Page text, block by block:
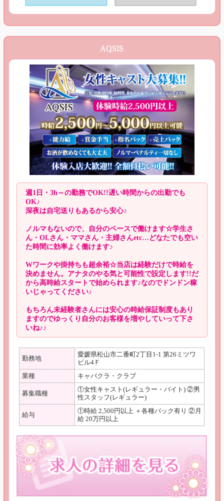
AQSIS
週1日・3h～の勤務でOK!!遅い時間からの出勤でも
OK♪
深夜は自宅送りもあるから安心♪
ノルマもないので、自分のペースで働けます☆学生さ
ん・OLさん・ママさん・主婦さんetc…どなたでも空い
た時間に効率よく働けます♪
Wワークや掛持ちも超余裕☆当店は経験だけで時給を
決めません。アナタのやる気と可能性で設定します!!だ
から高時給スタートで始められます♪なのでドンドン稼
いじゃってください♪
もちろん未経験者さんには安心の時給保証制度もあり
ますのでゆっくり自分のお客様を増やしていって下さ
いね♪♪
勤務地
愛媛県松山市二番町2丁目1-1 第26ミツワ
ビル4Ｆ
業種
キャバクラ・クラブ
募集職種
①女性キャスト(レギュラー・バイト) ②男
性スタッフ(レギュラー)
給与
①時給 2,500円以上 ＋各種バック有り ②月
給 20万円以上